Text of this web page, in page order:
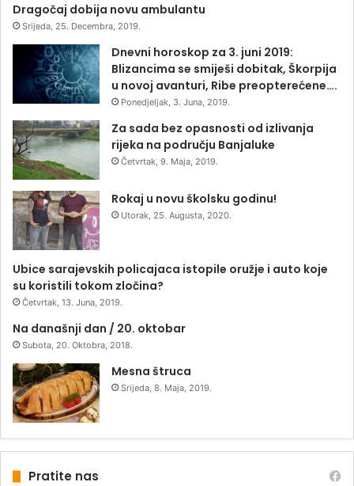
Dragočaj dobija novu ambulantu
Srijeda, 25. Decembra, 2019.
Dnevni horoskop za 3. juni 2019:
Blizancima se smiješi dobitak, Škorpija
u novoj avanturi, Ribe preopterećene….
Ponedjeljak, 3. Juna, 2019.
Za sada bez opasnosti od izlivanja
rijeka na području Banjaluke
Četvrtak, 9. Maja, 2019.
Rokaj u novu školsku godinu!
Utorak, 25. Augusta, 2020.
Ubice sarajevskih policajaca istopile oružje i auto koje
su koristili tokom zločina?
Četvrtak, 13. Juna, 2019.
Na današnji dan / 20. oktobar
Subota, 20. Oktobra, 2018.
Mesna štruca
Srijeda, 8. Maja, 2019.
Pratite nas